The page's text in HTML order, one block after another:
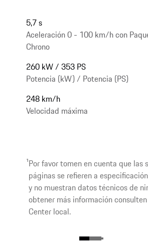
5,7 s
Aceleración 0 - 100 km/h con
Chrono
260 kW / 353 PS
Potencia (kW) / Potencia (PS)
248 km/h
Velocidad máxima
1Por favor tomen en cuenta que las
páginas se refieren a
y no muestran datos técnicos de
obtener más información consulten
Center local.